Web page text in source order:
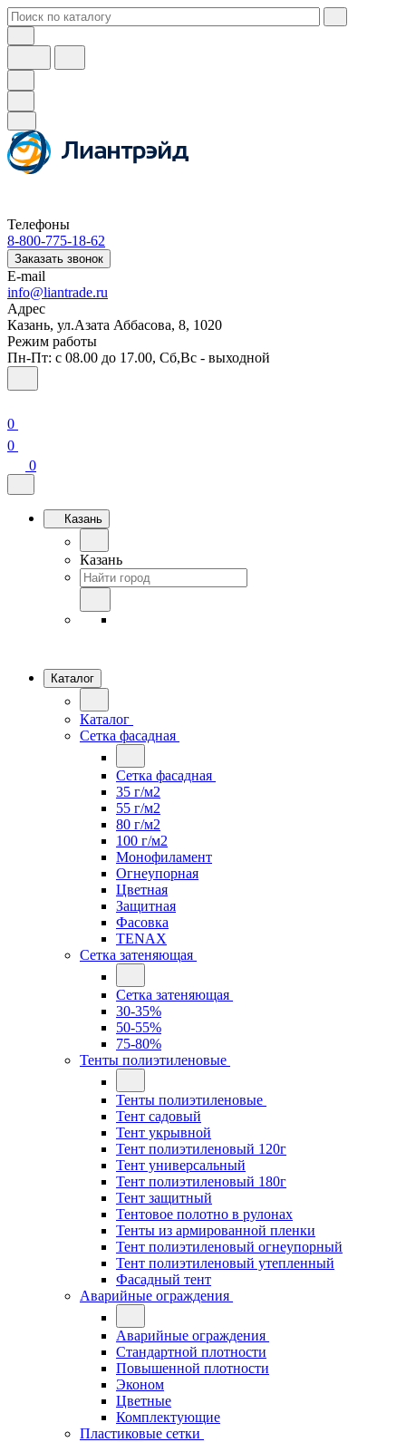
Телефоны
8-800-775-18-62
Заказать звонок
E-mail
info@liantrade.ru
Адрес
Казань, ул.Азата Аббасова, 8, 1020
Режим работы
Пн-Пт: c 08.00 до 17.00, Cб,Вс - выходной
0
0
0
Казань
Казань
Каталог
Каталог
Сетка фасадная
Сетка фасадная
35 г/м2
55 г/м2
80 г/м2
100 г/м2
Монофиламент
Огнеупорная
Цветная
Защитная
Фасовка
TENAX
Сетка затеняющая
Сетка затеняющая
30-35%
50-55%
75-80%
Тенты полиэтиленовые
Тенты полиэтиленовые
Тент садовый
Тент укрывной
Тент полиэтиленовый 120г
Тент универсальный
Тент полиэтиленовый 180г
Тент защитный
Тентовое полотно в рулонах
Тенты из армированной пленки
Тент полиэтиленовый огнеупорный
Тент полиэтиленовый утепленный
Фасадный тент
Аварийные ограждения
Аварийные ограждения
Стандартной плотности
Повышенной плотности
Эконом
Цветные
Комплектующие
Пластиковые сетки